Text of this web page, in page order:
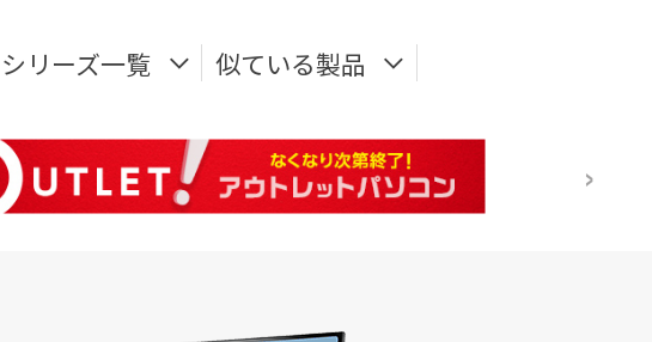
シリーズ一覧 似ている製品